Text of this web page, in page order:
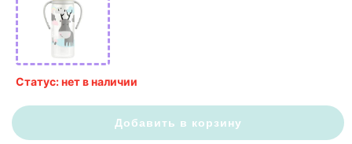
Статус: нет в наличии
Добавить в корзину